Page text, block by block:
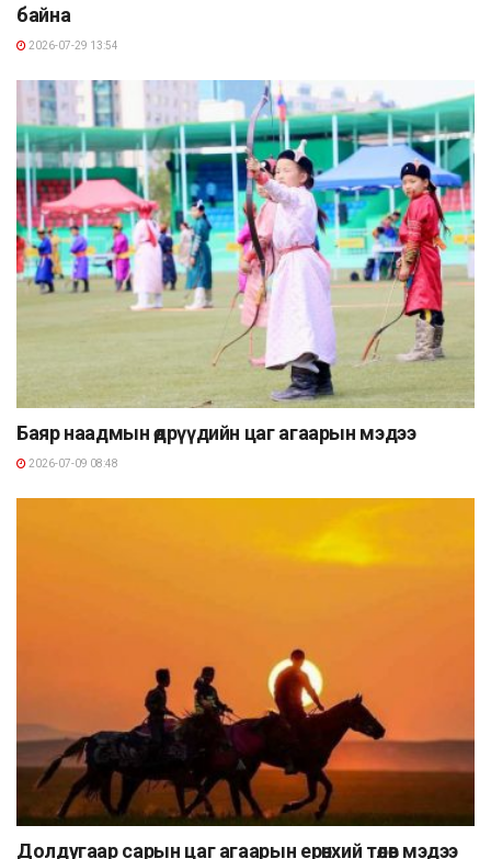
байна
2026-07-29 13:54
Баяр наадмын өдрүүдийн цаг агаарын мэдээ
2026-07-09 08:48
Долдугаар сарын цаг агаарын ерөнхий төлөв мэдээ